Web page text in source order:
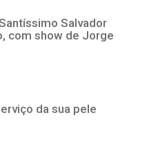
Salvador
com show de Jorge
da sua pele